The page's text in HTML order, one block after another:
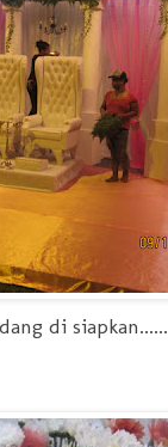
di siapkan......